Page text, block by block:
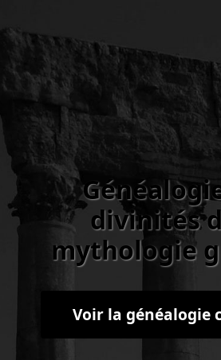
divinités
mythologie
Voir la généalogie